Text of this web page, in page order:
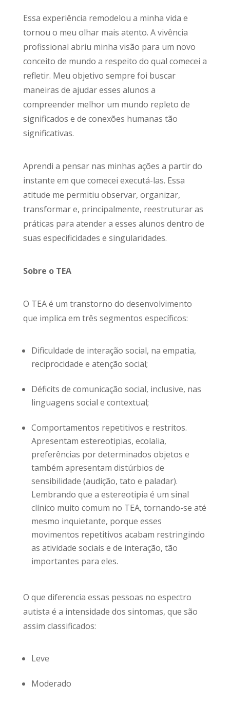
Essa experiência remodelou a minha vida e
tornou o meu olhar mais atento. A vivência
profissional abriu minha visão para um novo
conceito de mundo a respeito do qual comecei a
refletir. Meu objetivo sempre foi buscar
maneiras de ajudar esses alunos a
compreender melhor um mundo repleto de
significados e de conexões humanas tão
significativas.
Aprendi a pensar nas minhas ações a partir do
instante em que comecei executá-las. Essa
atitude me permitiu observar, organizar,
transformar e, principalmente, reestruturar as
práticas para atender a esses alunos dentro de
suas especificidades e singularidades.
Sobre o TEA
O TEA é um transtorno do desenvolvimento
que implica em três segmentos específicos:
Dificuldade de interação social, na empatia,
reciprocidade e atenção social;
Déficits de comunicação social, inclusive, nas
linguagens social e contextual;
Comportamentos repetitivos e restritos.
Apresentam estereotipias, ecolalia,
preferências por determinados objetos e
também apresentam distúrbios de
sensibilidade (audição, tato e paladar).
Lembrando que a estereotipia é um sinal
clínico muito comum no TEA, tornando-se até
mesmo inquietante, porque esses
movimentos repetitivos acabam restringindo
as atividade sociais e de interação, tão
importantes para eles.
O que diferencia essas pessoas no espectro
autista é a intensidade dos sintomas, que são
assim classificados:
Leve
Moderado